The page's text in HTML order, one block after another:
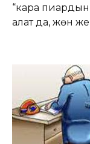
“кара
алат да, жөн